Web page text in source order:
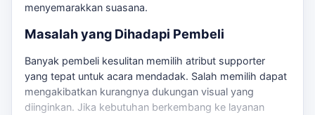
menyemarakkan suasana.
Masalah yang Dihadapi Pembeli
Banyak pembeli kesulitan memilih atribut supporter
yang tepat untuk acara mendadak. Salah memilih dapat
mengakibatkan kurangnya dukungan visual yang
diinginkan. Jika kebutuhan berkembang ke layanan